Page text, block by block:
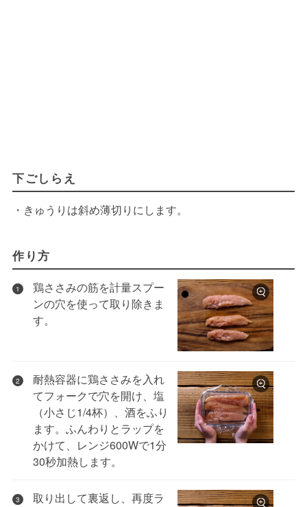
下ごしらえ
・きゅうりは斜め薄切りにします。
作り方
1
鶏ささみの筋を計量スプー
ンの穴を使って取り除きま
す。
2
耐熱容器に鶏ささみを入れ
てフォークで穴を開け、塩
（小さじ1/4杯）、酒をふり
ます。ふんわりとラップを
かけて、レンジ600Wで1分
30秒加熱します。
3
取り出して裏返し、再度ラ